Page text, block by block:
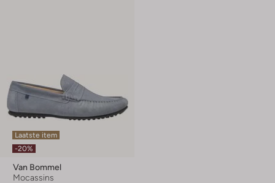
Laatste item
-20%
Van Bommel
Mocassins